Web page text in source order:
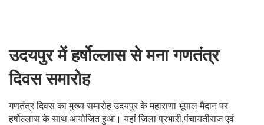
उदयपुर में हर्षोल्लास से मना गणतंत्र
दिवस समारोह
गणतंत्र दिवस का मुख्य समारोह उदयपुर के महाराणा भूपाल मैदान पर
हर्षोल्लास के साथ आयोजित हुआ। यहां जिला प्रभारी,पंचायतीराज एवं